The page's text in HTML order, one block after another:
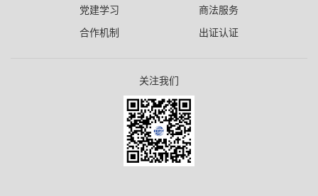
党建学习
商法服务
合作机制
出证认证
关注我们